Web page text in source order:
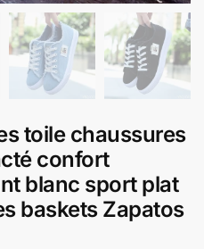
toile chaussures
confort
blanc sport plat
baskets Zapatos